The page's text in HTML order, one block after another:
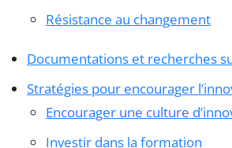
Résistance au changement
Documentations et recherches
Stratégies pour encourager
Encourager une culture
Investir dans la formation